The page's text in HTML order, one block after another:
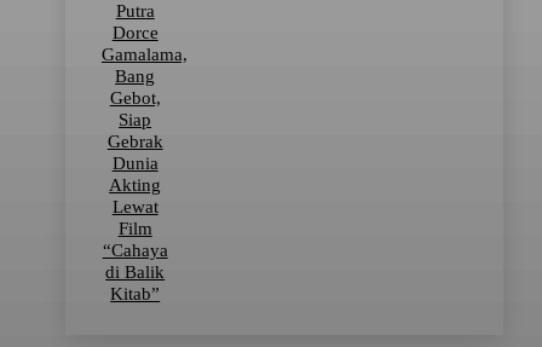
Putra
Dorce
Gamalama,
Bang
Gebot,
Siap
Gebrak
Dunia
Akting
Lewat
Film
“Cahaya
di Balik
Kitab”